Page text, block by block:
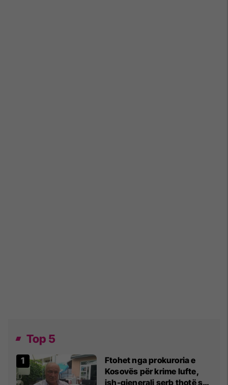
Top 5
Ftohet nga prokuroria e
Kosovës për krime lufte,
ish-gjenerali serb thotë se